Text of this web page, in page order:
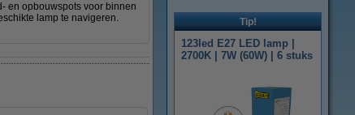
en opbouwspots voor binnen
lamp te navigeren.
Tip!
123led E27 LED lamp |
2700K | 7W (60W) | 6 stuks